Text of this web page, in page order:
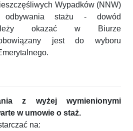
Wypadków (NNW)
stażu - dowód
okazać w Biurze
jest do wyboru
z wyżej wymienionymi
w umowie o staż.
na: